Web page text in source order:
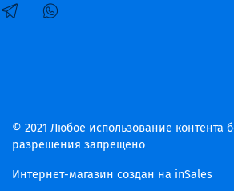
© 2021 Любое использование контента
разрешения запрещено
Интернет-магазин создан на inSales